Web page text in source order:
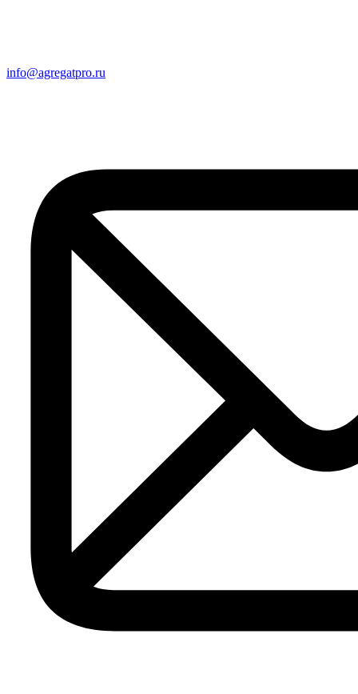
info@agregatpro.ru